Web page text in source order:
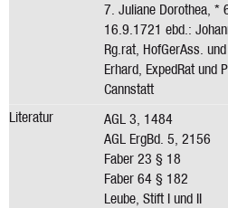
7. Juliane Dorothea, *
16.9.1721 ebd.:
Rg.rat, HofGerAss.
Erhard, ExpedRat und
Cannstatt
Literatur
AGL 3, 1484
AGL ErgBd. 5, 2156
Faber 23 § 18
Faber 64 § 182
Leube, Stift I und II